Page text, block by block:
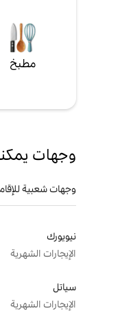
مطبخ
وجهات
وجهات شعبية
نيويورك
الإيجارات الشهرية
سياتل
الإيجارات الشهرية